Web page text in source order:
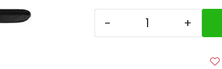
- +